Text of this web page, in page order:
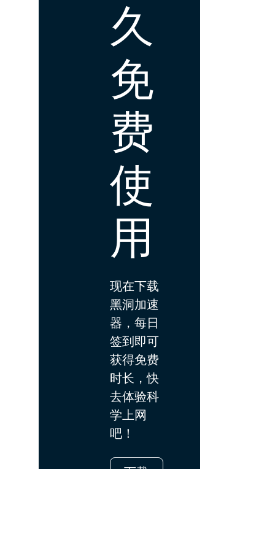
久
免
费
使
用
现在下载
黑洞加速
器，每日
签到即可
获得免费
时长，快
去体验科
学上网
吧！
下载